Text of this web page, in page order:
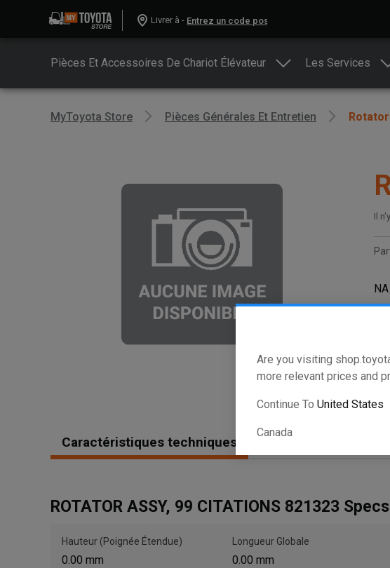
Are you visiting
more relevant prices and
Continue To United States
Canada
Livrer à -
Pièces Et Accessoires De Chariot Élévateur Les Services
MyToyota Store Pièces Générales Et Entretien
Il
NA
Caractéristiques techniques
ROTATOR ASSY, 99 CITATIONS 821323 Specs
Hauteur (Poignée Étendue)
0.00 mm
Longueur Globale
0.00 mm